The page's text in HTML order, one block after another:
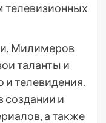
Милимеров
таланты и
и телевидения.
создании и
а также